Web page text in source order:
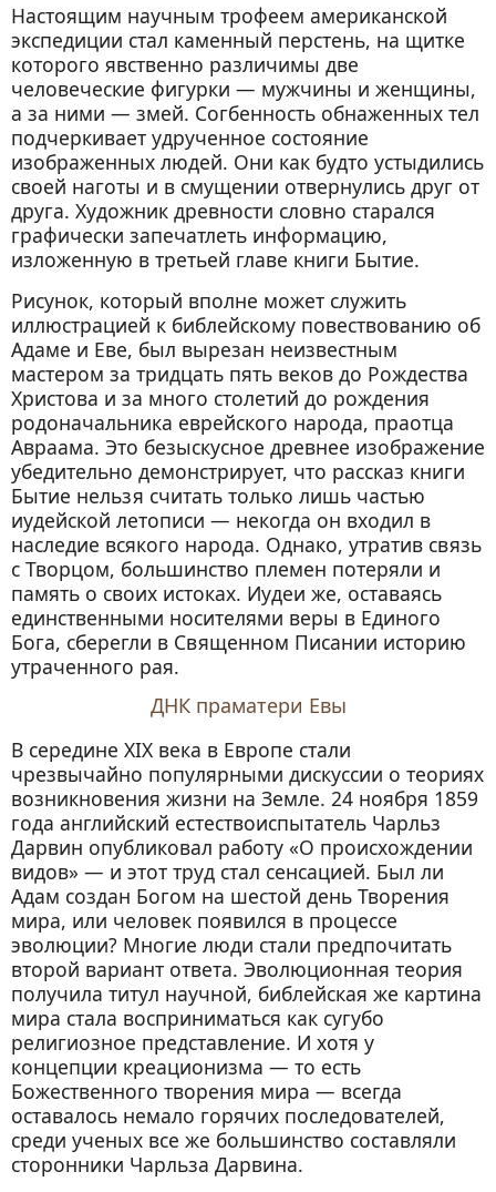
Настоящим научным трофеем американской
экспедиции стал каменный перстень, на щитке
которого явственно различимы две
человеческие фигурки — мужчины и женщины,
а за ними — змей. Согбенность обнаженных тел
подчеркивает удрученное состояние
изображенных людей. Они как будто устыдились
своей наготы и в смущении отвернулись друг от
друга. Художник древности словно старался
графически запечатлеть информацию,
изложенную в третьей главе книги Бытие.
Рисунок, который вполне может служить
иллюстрацией к библейскому повествованию об
Адаме и Еве, был вырезан неизвестным
мастером за тридцать пять веков до Рождества
Христова и за много столетий до рождения
родоначальника еврейского народа, праотца
Авраама. Это безыскусное древнее изображение
убедительно демонстрирует, что рассказ книги
Бытие нельзя считать только лишь частью
иудейской летописи — некогда он входил в
наследие всякого народа. Однако, утратив связь
с Творцом, большинство племен потеряли и
память о своих истоках. Иудеи же, оставаясь
единственными носителями веры в Единого
Бога, сберегли в Священном Писании историю
утраченного рая.
ДНК праматери Евы
В середине XIX века в Европе стали
чрезвычайно популярными дискуссии о теориях
возникновения жизни на Земле. 24 ноября 1859
года английский естествоиспытатель Чарльз
Дарвин опубликовал работу «О происхождении
видов» — и этот труд стал сенсацией. Был ли
Адам создан Богом на шестой день Творения
мира, или человек появился в процессе
эволюции? Многие люди стали предпочитать
второй вариант ответа. Эволюционная теория
получила титул научной, библейская же картина
мира стала восприниматься как сугубо
религиозное представление. И хотя у
концепции креационизма — то есть
Божественного творения мира — всегда
оставалось немало горячих последователей,
среди ученых все же большинство составляли
сторонники Чарльза Дарвина.